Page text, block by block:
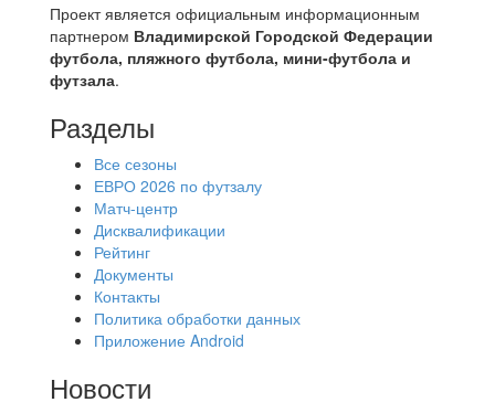
Проект является официальным информационным
партнером Владимирской Городской Федерации
футбола, пляжного футбола, мини-футбола и
футзала.
Разделы
Все сезоны
ЕВРО 2026 по футзалу
Матч-центр
Дисквалификации
Рейтинг
Документы
Контакты
Политика обработки данных
Приложение Android
Новости